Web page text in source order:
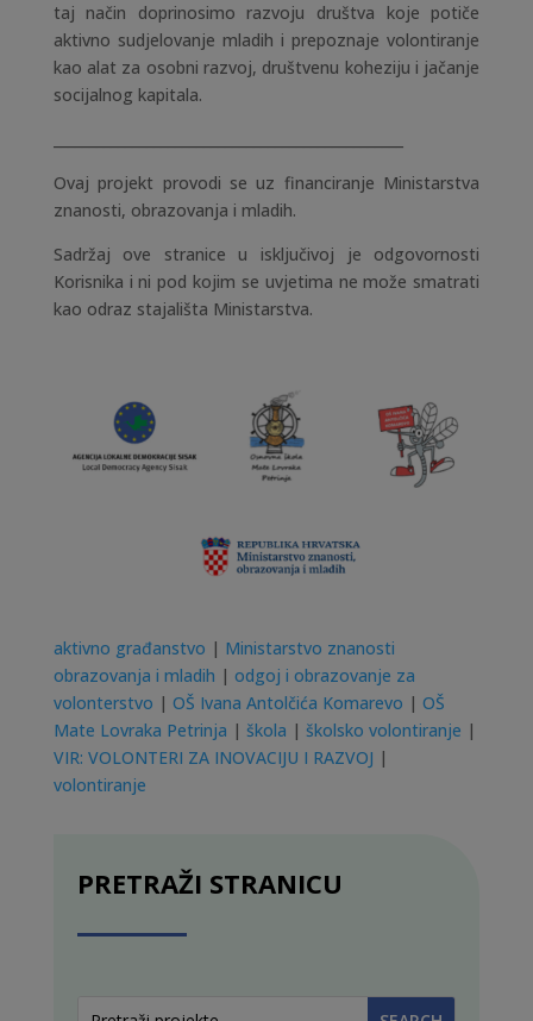
taj način doprinosimo razvoju društva koje potiče
aktivno sudjelovanje mladih i prepoznaje volontiranje
kao alat za osobni razvoj, društvenu koheziju i jačanje
socijalnog kapitala.
Ovaj projekt provodi se uz financiranje Ministarstva
znanosti, obrazovanja i mladih.
Sadržaj ove stranice u isključivoj je odgovornosti
Korisnika i ni pod kojim se uvjetima ne može smatrati
kao odraz stajališta Ministarstva.
aktivno građanstvo | Ministarstvo znanosti
obrazovanja i mladih | odgoj i obrazovanje za
volonterstvo | OŠ Ivana Antolčića Komarevo | OŠ
Mate Lovraka Petrinja | škola | školsko volontiranje |
VIR: VOLONTERI ZA INOVACIJU I RAZVOJ |
volontiranje
PRETRAŽI STRANICU